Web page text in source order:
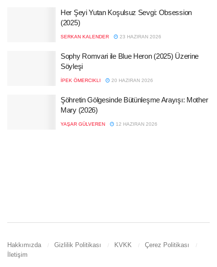
Her Şeyi Yutan Koşulsuz Sevgi: Obsession
(2025)
SERKAN KALENDER 23 HAZIRAN 2026
Sophy Romvari ile Blue Heron (2025) Üzerine
Söyleşi
İPEK ÖMERCIKLI 20 HAZIRAN 2026
Şöhretin Gölgesinde Bütünleşme Arayışı: Mother
Mary (2026)
YAŞAR GÜLVEREN 12 HAZIRAN 2026
Hakkımızda Gizlilik Politikası KVKK
Çerez Politikası
İletişim